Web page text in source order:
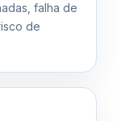
falha de
de